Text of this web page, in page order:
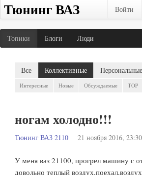
Тюнинг ВАЗ Войти
Топики Блоги Люди
Все Коллективные Персональные
Интересные Новые Обсуждаемые TOP
ногам холодно!!!
Тюнинг ВАЗ 2110 21 ноября 2016, 23:30
У меня ваз 21100, прогрел машину с
довольно теплый